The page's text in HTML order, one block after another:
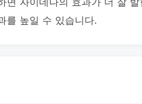
를 높일 수 있습니다.